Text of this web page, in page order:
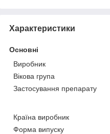
Характеристики
Основні
Виробник
Вікова група
Застосування препарату
Країна виробник
Форма випуску